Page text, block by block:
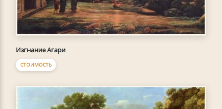
Изгнание Агари
СТОИМОСТЬ